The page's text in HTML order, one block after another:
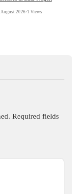
August 2026•1 Views
Required fields